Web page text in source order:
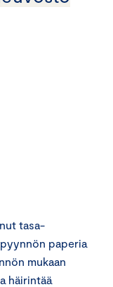
tasa-
paperia
mukaan
häirintää